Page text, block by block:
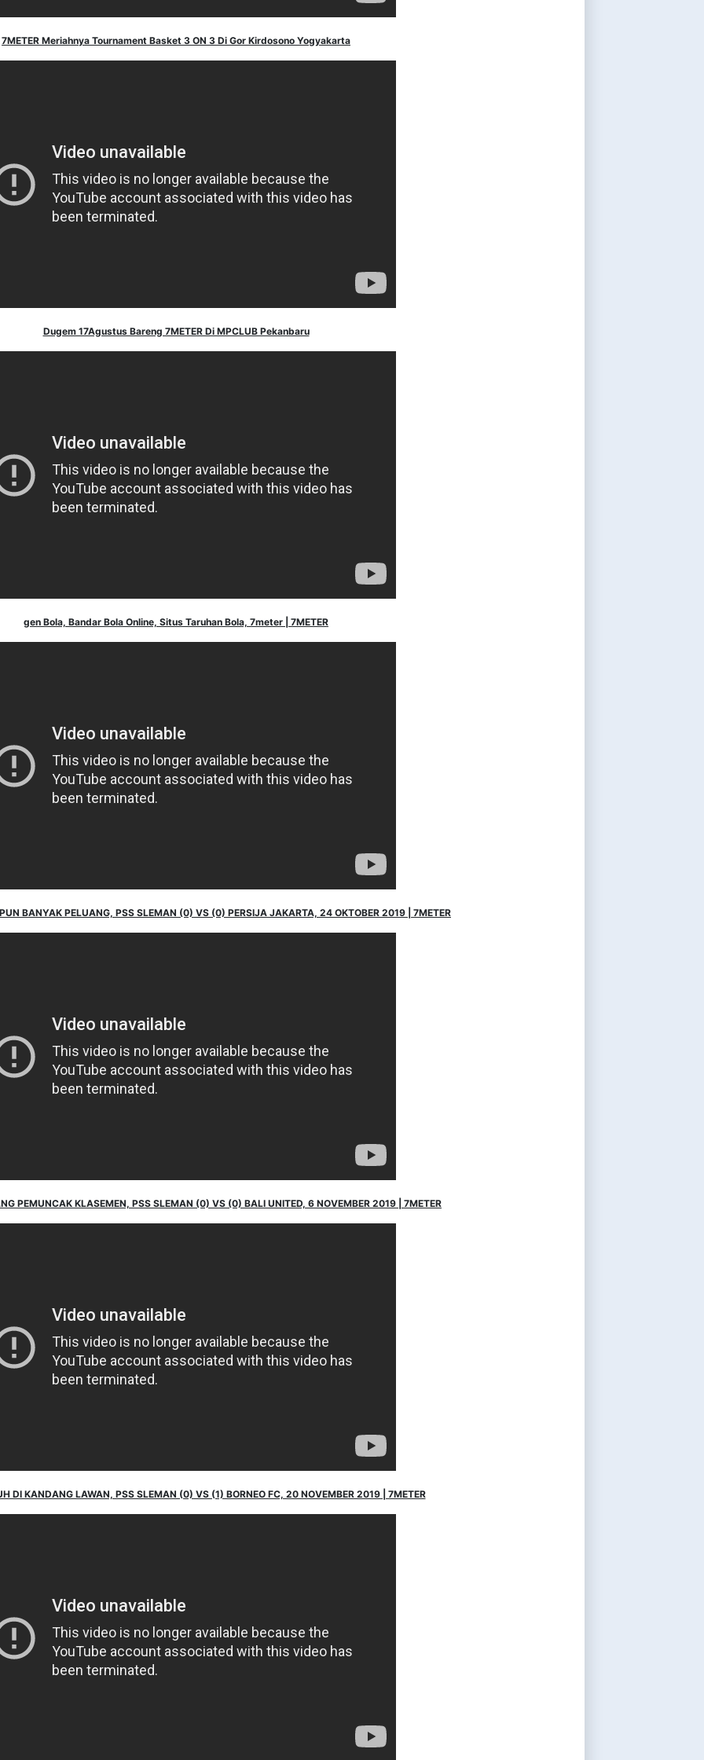
7METER Meriahnya Tournament Basket 3 ON 3 Di Gor Kirdosono Yogyakarta
Dugem 17Agustus Bareng 7METER Di MPCLUB Pekanbaru
gen Bola, Bandar Bola Online, Situs Taruhan Bola, 7meter | 7METER
BANYAK PELUANG, PSS SLEMAN (0) VS (0) PERSIJA JAKARTA, 24 OKTOBER 2019 | 7METER
PEMUNCAK KLASEMEN, PSS SLEMAN (0) VS (0) BALI UNITED, 6 NOVEMBER 2019 | 7METER
DI KANDANG LAWAN, PSS SLEMAN (0) VS (1) BORNEO FC, 20 NOVEMBER 2019 | 7METER